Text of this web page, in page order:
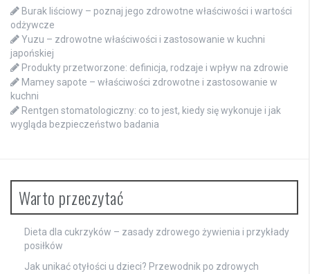
Burak liściowy – poznaj jego zdrowotne właściwości i wartości
odżywcze
Yuzu – zdrowotne właściwości i zastosowanie w kuchni
japońskiej
Produkty przetworzone: definicja, rodzaje i wpływ na zdrowie
Mamey sapote – właściwości zdrowotne i zastosowanie w
kuchni
Rentgen stomatologiczny: co to jest, kiedy się wykonuje i jak
wygląda bezpieczeństwo badania
Warto przeczytać
Dieta dla cukrzyków – zasady zdrowego żywienia i przykłady
posiłków
Jak unikać otyłości u dzieci? Przewodnik po zdrowych